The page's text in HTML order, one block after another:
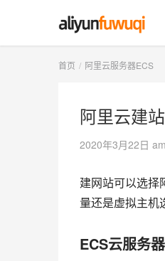
首页 阿里云服务器ECS
阿里云建
2020年3月22日
建网站可以选择
量还是虚拟主机
ECS云服务